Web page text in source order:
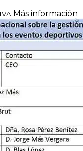
Más información